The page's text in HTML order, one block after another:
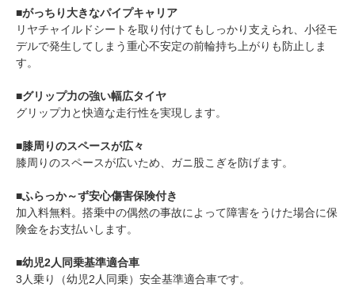
■がっちり大きなパイプキャリア
リヤチャイルドシートを取り付けてもしっかり支えられ、小径モ
デルで発生してしまう重心不安定の前輪持ち上がりも防止しま
す。
■グリップ力の強い幅広タイヤ
グリップ力と快適な走行性を実現します。
■膝周りのスペースが広々
膝周りのスペースが広いため、ガニ股こぎを防げます。
■ふらっか～ず安心傷害保険付き
加入料無料。搭乗中の偶然の事故によって障害をうけた場合に保
険金をお支払いします。
■幼児2人同乗基準適合車
3人乗り（幼児2人同乗）安全基準適合車です。